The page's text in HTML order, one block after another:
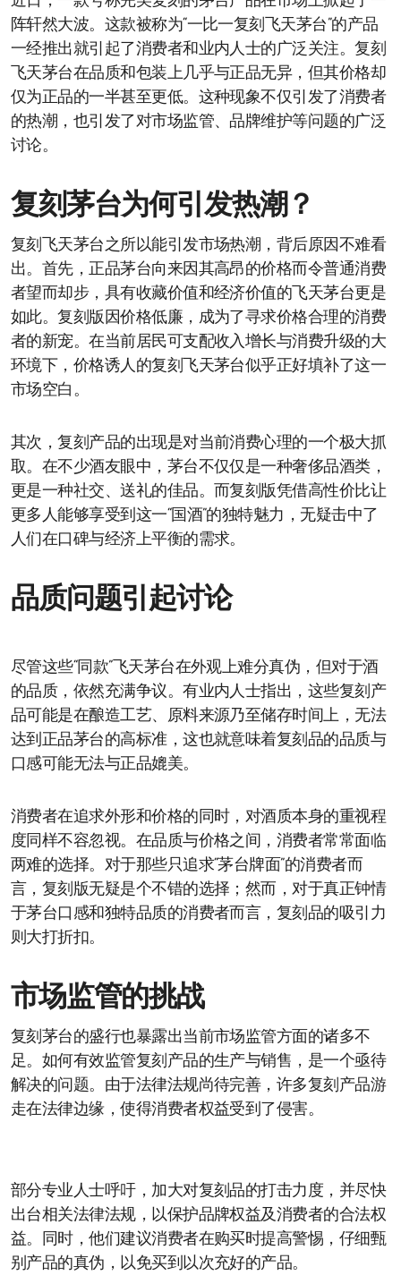
阵轩然大波。这款被称为“一比一复刻飞天茅台”的产品
一经推出就引起了消费者和业内人士的广泛关注。复刻
飞天茅台在品质和包装上几乎与正品无异，但其价格却
仅为正品的一半甚至更低。这种现象不仅引发了消费者
的热潮，也引发了对市场监管、品牌维护等问题的广泛
讨论。
复刻茅台为何引发热潮？
复刻飞天茅台之所以能引发市场热潮，背后原因不难看
出。首先，正品茅台向来因其高昂的价格而令普通消费
者望而却步，具有收藏价值和经济价值的飞天茅台更是
如此。复刻版因价格低廉，成为了寻求价格合理的消费
者的新宠。在当前居民可支配收入增长与消费升级的大
环境下，价格诱人的复刻飞天茅台似乎正好填补了这一
市场空白。
其次，复刻产品的出现是对当前消费心理的一个极大抓
取。在不少酒友眼中，茅台不仅仅是一种奢侈品酒类，
更是一种社交、送礼的佳品。而复刻版凭借高性价比让
更多人能够享受到这一“国酒”的独特魅力，无疑击中了
人们在口碑与经济上平衡的需求。
品质问题引起讨论
尽管这些“同款”飞天茅台在外观上难分真伪，但对于酒
的品质，依然充满争议。有业内人士指出，这些复刻产
品可能是在酿造工艺、原料来源乃至储存时间上，无法
达到正品茅台的高标准，这也就意味着复刻品的品质与
口感可能无法与正品媲美。
消费者在追求外形和价格的同时，对酒质本身的重视程
度同样不容忽视。在品质与价格之间，消费者常常面临
两难的选择。对于那些只追求“茅台牌面”的消费者而
言，复刻版无疑是个不错的选择；然而，对于真正钟情
于茅台口感和独特品质的消费者而言，复刻品的吸引力
则大打折扣。
市场监管的挑战
复刻茅台的盛行也暴露出当前市场监管方面的诸多不
足。如何有效监管复刻产品的生产与销售，是一个亟待
解决的问题。由于法律法规尚待完善，许多复刻产品游
走在法律边缘，使得消费者权益受到了侵害。
部分专业人士呼吁，加大对复刻品的打击力度，并尽快
出台相关法律法规，以保护品牌权益及消费者的合法权
益。同时，他们建议消费者在购买时提高警惕，仔细甄
别产品的真伪，以免买到以次充好的产品。